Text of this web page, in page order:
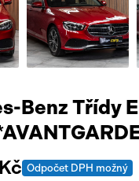
Benz Třídy
Odpočet DPH možný